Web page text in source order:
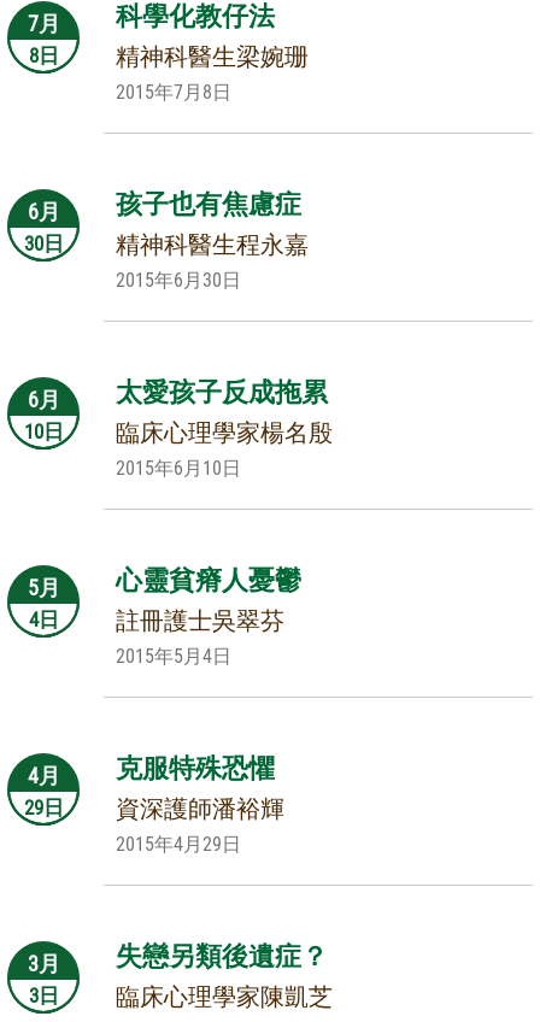
7月
8日
科學化教仔法
精神科醫生梁婉珊
2015年7月8日
6月
30日
孩子也有焦慮症
精神科醫生程永嘉
2015年6月30日
6月
10日
太愛孩子反成拖累
臨床心理學家楊名殷
2015年6月10日
5月
4日
心靈貧瘠人憂鬱
註冊護士吳翠芬
2015年5月4日
4月
29日
克服特殊恐懼
資深護師潘裕輝
2015年4月29日
3月
3日
失戀另類後遺症？
臨床心理學家陳凱芝